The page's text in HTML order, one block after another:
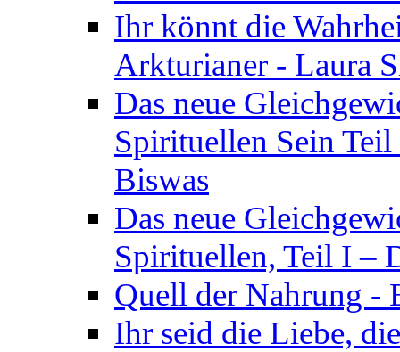
Ihr könnt die
Arkturianer - Laura
Das neue
Spirituellen Sein
Biswas
Das neue
Spirituellen, Teil I –
Quell der Nahrung -
Ihr seid die Liebe,